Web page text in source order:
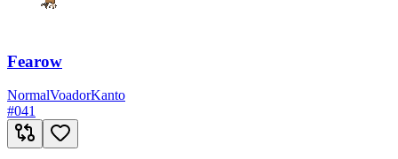
Fearow
NormalVoadorKanto
#041